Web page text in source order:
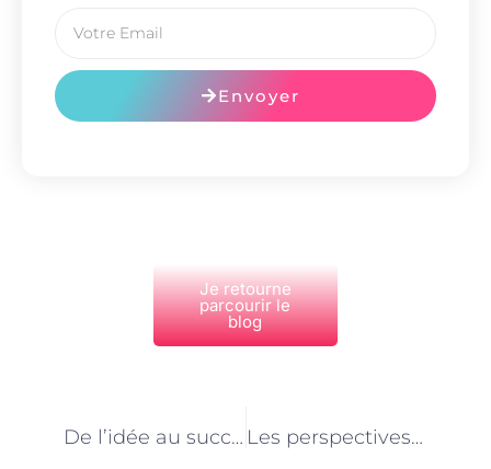
Envoyer
Je retourne
parcourir le
blog
De l’idée au succès : le processus de création d’un jeu vidéo à Paris Les perspectives d’emploi pour les concepteurs de jeux vidéo à Paris